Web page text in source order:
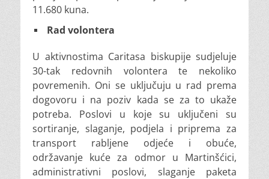
11.680 kuna.
Rad volontera
U aktivnostima Caritasa biskupije sudjeluje
30-tak redovnih volontera te nekoliko
povremenih. Oni se uključuju u rad prema
dogovoru i na poziv kada se za to ukaže
potreba. Poslovi u koje su uključeni su
sortiranje, slaganje, podjela i priprema za
transport rabljene odjeće i obuće,
održavanje kuće za odmor u Martinšćici,
administrativni poslovi, slaganje paketa